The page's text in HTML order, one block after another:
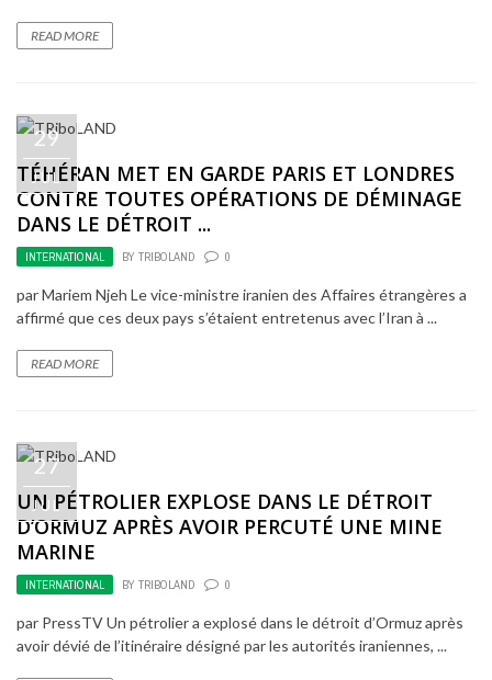
READ MORE
29
JUL
TÉHÉRAN MET EN GARDE PARIS ET LONDRES
CONTRE TOUTES OPÉRATIONS DE DÉMINAGE
DANS LE DÉTROIT ...
INTERNATIONAL BY TRIBOLAND 0
par Mariem Njeh Le vice-ministre iranien des Affaires étrangères a
affirmé que ces deux pays s’étaient entretenus avec l’Iran à ...
READ MORE
27
JUL
UN PÉTROLIER EXPLOSE DANS LE DÉTROIT
D’ORMUZ APRÈS AVOIR PERCUTÉ UNE MINE
MARINE
INTERNATIONAL BY TRIBOLAND 0
par PressTV Un pétrolier a explosé dans le détroit d’Ormuz après
avoir dévié de l’itinéraire désigné par les autorités iraniennes, ...